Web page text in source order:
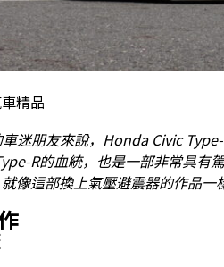
精品
迷朋友來說，Honda Civic
R的血統，也是一部非常具有
像這部換上氣壓避震器的作品一